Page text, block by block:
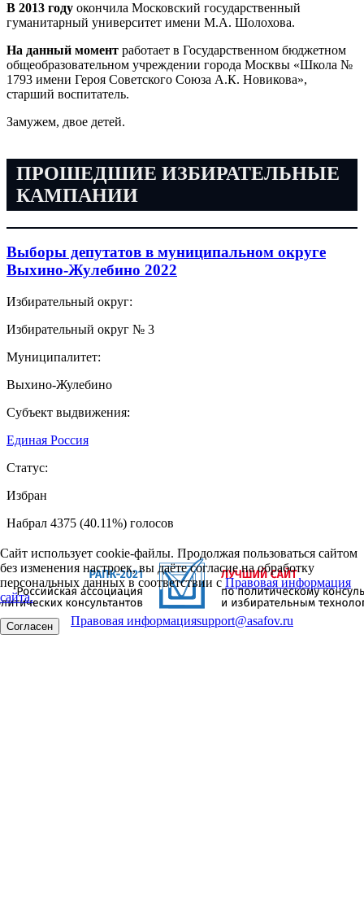
В 2013 году окончила Московский государственный
гуманитарный университет имени М.А. Шолохова.
На данный момент работает в Государственном бюджетном
общеобразовательном учреждении города Москвы «Школа №
1793 имени Героя Советского Союза А.К. Новикова»,
старший воспитатель.
Замужем, двое детей.
ПРОШЕДШИЕ ИЗБИРАТЕЛЬНЫЕ
КАМПАНИИ
Выборы депутатов в муниципальном округе
Выхино-Жулебино 2022
Избирательный округ:
Избирательный округ № 3
Муниципалитет:
Выхино-Жулебино
Субъект выдвижения:
Единая Россия
Статус:
Избран
Набрал 4375 (40.11%) голосов
Сайт использует cookie-файлы. Продолжая пользоваться сайтом
без изменения настроек, вы даёте согласие на обработку
персональных данных в соответствии сПравовая информация
сайта.
Согласен Правовая информацияsupport@asafov.ru